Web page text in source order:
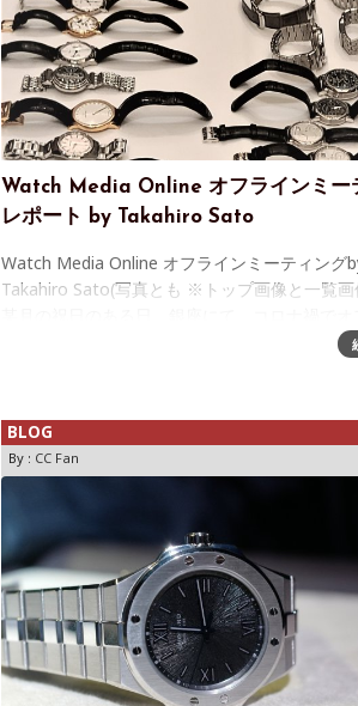
Watch Media Online オフラインミー
レポート by Takahiro Sato
Watch Media Online オフラインミーティング
Takahiro Sato(写真とも ※トップ画像と一覧画
えていたWATCH MEDIA ONLINEのオフ会(W
BLOG
By : CC Fan